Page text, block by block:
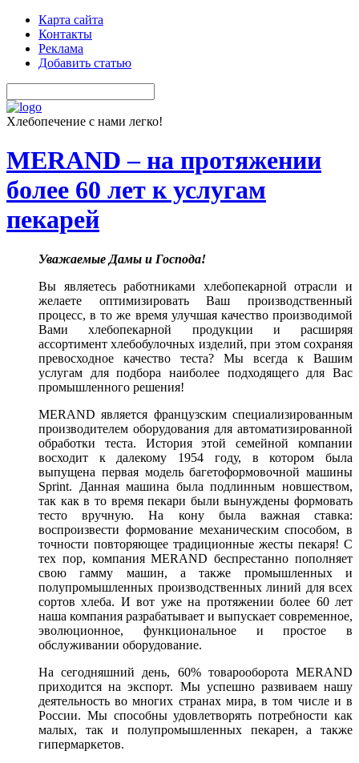
Карта сайта
Контакты
Реклама
Добавить статью
Хлебопечение с нами легко!
MERAND – на протяжении
более 60 лет к услугам
пекарей
Уважаемые Дамы и Господа!
Вы являетесь работниками хлебопекарной отрасли и
желаете оптимизировать Ваш производственный
процесс, в то же время улучшая качество производимой
Вами хлебопекарной продукции и расширяя
ассортимент хлебобулочных изделий, при этом сохраняя
превосходное качество теста? Мы всегда к Вашим
услугам для подбора наиболее подходящего для Вас
промышленного решения!
MERAND является французским специализированным
производителем оборудования для автоматизированной
обработки теста. История этой семейной компании
восходит к далекому 1954 году, в котором была
выпущена первая модель багетоформовочной машины
Sprint. Данная машина была подлинным новшеством,
так как в то время пекари были вынуждены формовать
тесто вручную. На кону была важная ставка:
воспроизвести формование механическим способом, в
точности повторяющее традиционные жесты пекаря! С
тех пор, компания MERAND беспрестанно пополняет
свою гамму машин, а также промышленных и
полупромышленных производственных линий для всех
сортов хлеба. И вот уже на протяжении более 60 лет
наша компания разрабатывает и выпускает современное,
эволюционное, функциональное и простое в
обслуживании оборудование.
На сегодняшний день, 60% товарооборота MERAND
приходится на экспорт. Мы успешно развиваем нашу
деятельность во многих странах мира, в том числе и в
России. Мы способны удовлетворять потребности как
малых, так и полупромышленных пекарен, а также
гипермаркетов.